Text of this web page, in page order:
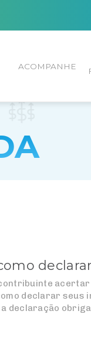
ACOMPANHE
declarar seus
a declaração